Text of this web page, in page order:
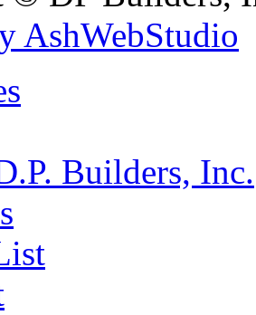
AshWebStudio
Builders, Inc.